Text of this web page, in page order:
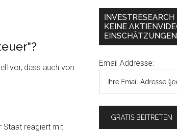
vor, dass auch von
Staat reagiert mit
KEINE
Email Addresse: